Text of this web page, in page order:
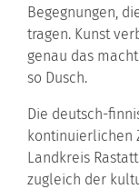
Begegnungen,
tragen. Kunst
genau das
so Dusch.
Die deutsch-
kontinuierlichen
Landkreis
zugleich der